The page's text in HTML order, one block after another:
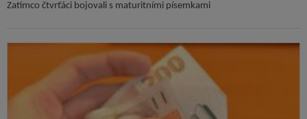
Zatímco čtvrťáci bojovali s maturitními písemkami